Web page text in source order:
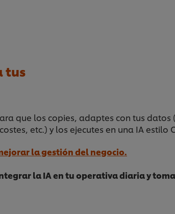
tus
que los copies, adaptes con tus datos
etc.) y los ejecutes en una IA estilo
la gestión del negocio.
la IA en tu operativa diaria y